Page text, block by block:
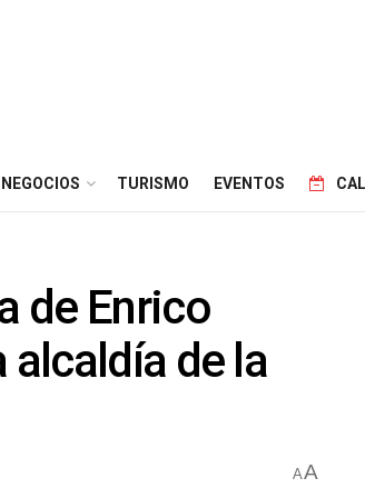
NEGOCIOS TURISMO EVENTOS
de Enrico
alcaldía de la
AA